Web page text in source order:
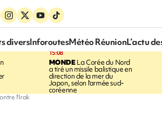
diversInforoutesMétéo RéunionL’actu
15:08
MONDELa Corée du Nord
a tiré un missile balistique en
direction de la mer du
Japon, selon l'armée sud-
coréenne
l'Irak